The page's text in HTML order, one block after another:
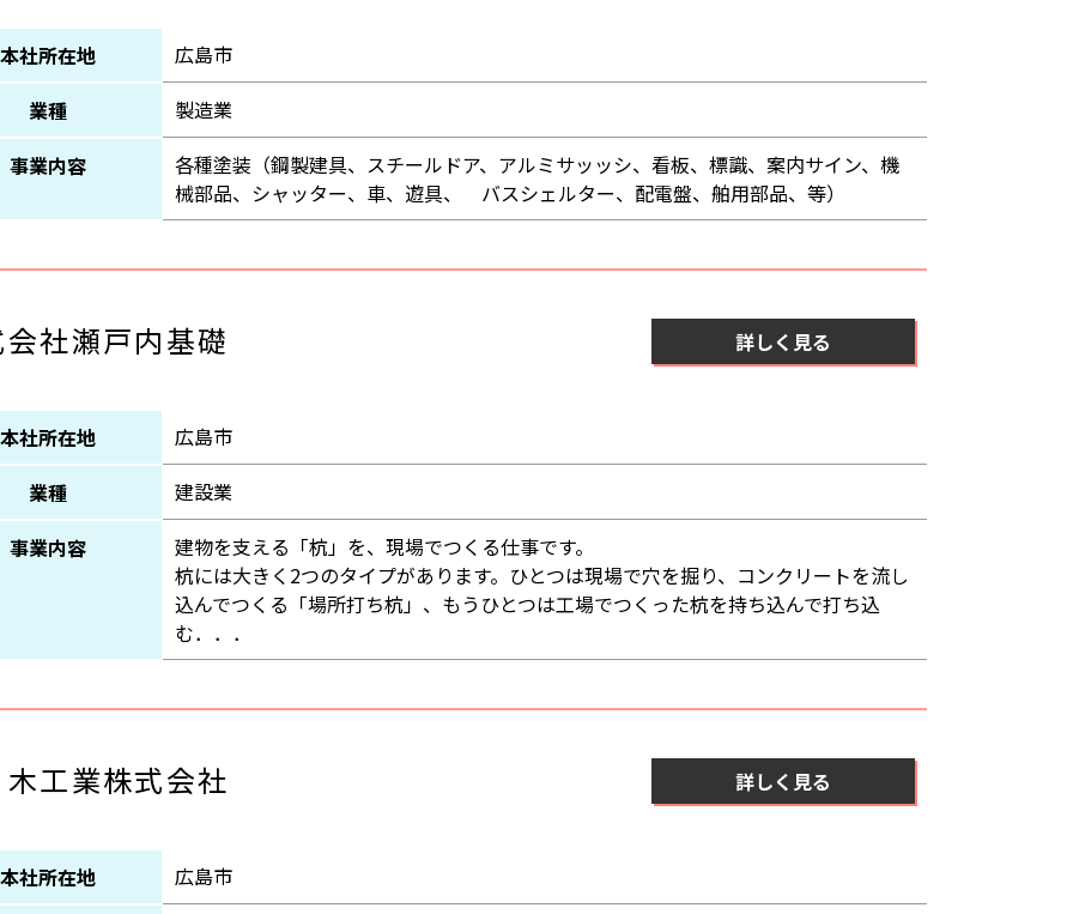
本社所在地
広島市
業種
製造業
事業内容
各種塗装（鋼製建具、スチールドア、アルミサッッシ、看板、標識、案内サイン、機
械部品、シャッター、車、遊具、 バスシェルター、配電盤、舶用部品、等）
社瀬戸内基礎 詳しく見る
本社所在地
広島市
業種
建設業
事業内容
建物を支える「杭」を、現場でつくる仕事です。
杭には大きく2つのタイプがあります。ひとつは現場で穴を掘り、コンクリートを流し
込んでつくる「場所打ち杭」、もうひとつは工場でつくった杭を持ち込んで打ち込
む．．．
工業株式会社 詳しく見る
本社所在地
広島市